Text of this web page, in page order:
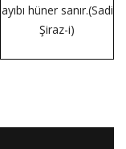
ayıbı hüner sanır.(Sadi
Şiraz-i)